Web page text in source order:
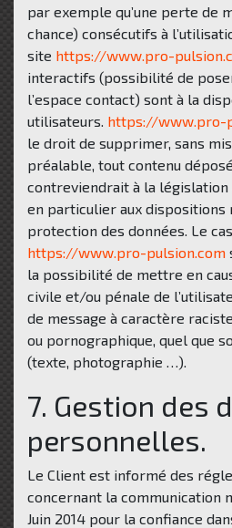
par exemple qu’une perte de
chance) consécutifs à
site https://www.pro-
interactifs (possibilité de
l’espace contact) sont à la
utilisateurs. https://www.pro-
le droit de supprimer, sans
préalable, tout contenu
contreviendrait à la législation
en particulier aux dispositions
protection des données. Le
https://www.pro-pulsion.com
la possibilité de mettre en
civile et/ou pénale de
de message à caractère
ou pornographique, quel que
(texte, photographie …).
7. Gestion des
personnelles.
Le Client est informé des
concernant la communication
Juin 2014 pour la confiance